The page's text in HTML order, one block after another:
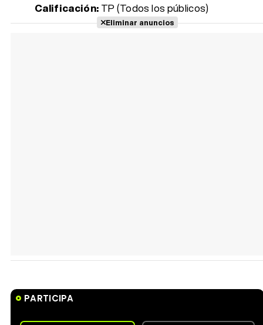
Calificación: TP (Todos los públicos)
Eliminar anuncios
PARTICIPA